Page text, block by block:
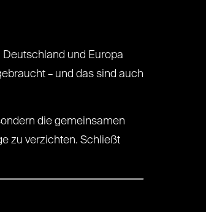
und Europa
– und das sind auch
die gemeinsamen
zu verzichten. Schließt